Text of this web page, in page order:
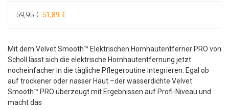
59,95 € 51,89 €
Mit dem Velvet Smooth™ Elektrischen Hornhautentferner PRO von
Scholl lässt sich die elektrische Hornhautentfernung jetzt
nocheinfacher in die tägliche Pflegeroutine integrieren. Egal ob
auf trockener oder nasser Haut –der wasserdichte Velvet
Smooth™ PRO überzeugt mit Ergebnissen auf Profi-Niveau und
macht das